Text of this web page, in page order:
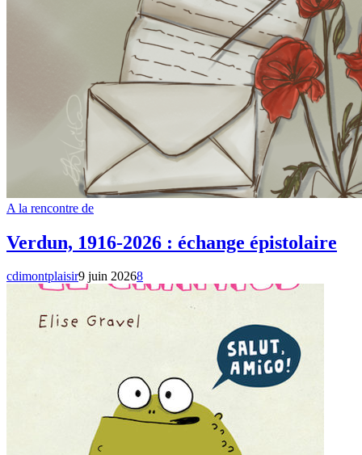
A la rencontre de
Verdun, 1916-2026 : échange épistolaire
cdimontplaisir9 juin 20268